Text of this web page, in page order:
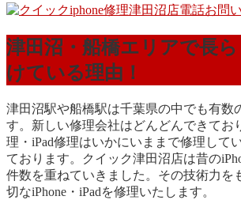
津田沼・船橋エリアで長
けている理由！
津田沼駅や船橋駅は千葉県の中でも有数
す。新しい修理会社はどんどんできてお
理・iPad修理はいかにいままで修理して
ております。クイック津田沼店は昔の
件数を重ねていきました。その技術力を
切なiPhone・iPadを修理いたします。